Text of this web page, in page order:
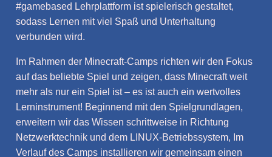
#gamebased Lehrplattform ist spielerisch gestaltet,
sodass Lernen mit viel Spaß und Unterhaltung
verbunden wird.
Im Rahmen der Minecraft-Camps richten wir den Fokus
auf das beliebte Spiel und zeigen, dass Minecraft weit
mehr als nur ein Spiel ist – es ist auch ein wertvolles
Lerninstrument! Beginnend mit den Spielgrundlagen,
erweitern wir das Wissen schrittweise in Richtung
Netzwerktechnik und dem LINUX-Betriebssystem, Im
Verlauf des Camps installieren wir gemeinsam einen